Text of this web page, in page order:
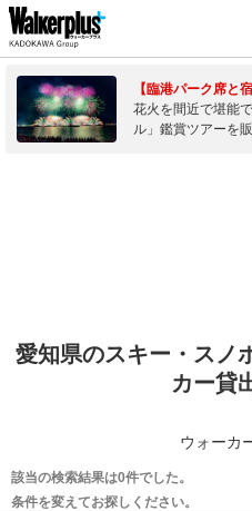
【臨港パーク席と
花火を間近で堪能
ル」鑑賞ツアーを
愛知県のスキー・スノ
カー貸
ウォーカ
該当の検索結果は0件でした。
条件を変えてお探しください。